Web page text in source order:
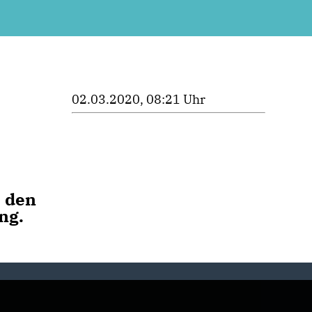
den
02.03.2020, 08:21 Uhr